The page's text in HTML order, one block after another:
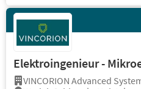
Elektroingenieur -
VINCORION Advanced